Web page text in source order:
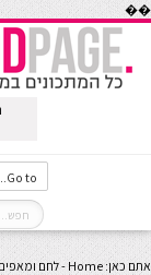
��
אתם כאן: Home
-לחם ומאפים